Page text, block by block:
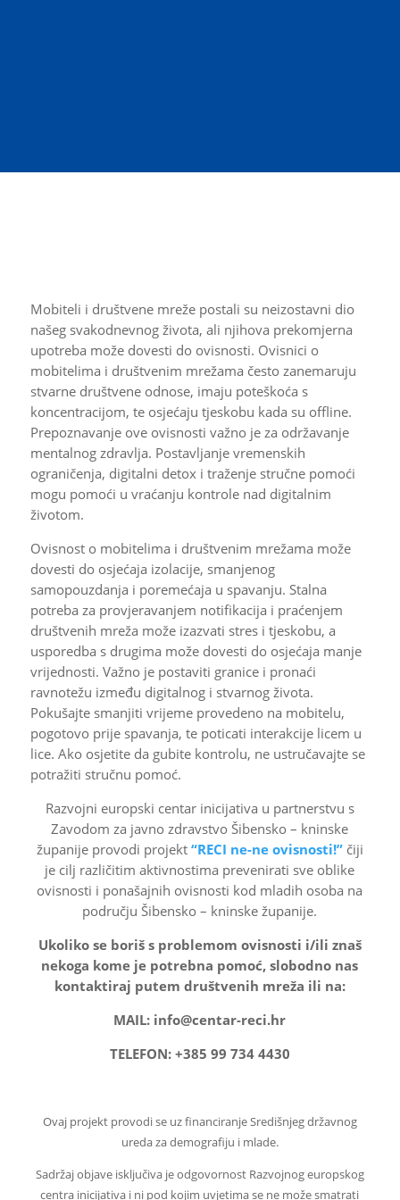
Mobiteli i društvene mreže postali su neizostavni dio
našeg svakodnevnog života, ali njihova prekomjerna
upotreba može dovesti do ovisnosti. Ovisnici o
mobitelima i društvenim mrežama često zanemaruju
stvarne društvene odnose, imaju poteškoća s
koncentracijom, te osjećaju tjeskobu kada su offline.
Prepoznavanje ove ovisnosti važno je za održavanje
mentalnog zdravlja. Postavljanje vremenskih
ograničenja, digitalni detox i traženje stručne pomoći
mogu pomoći u vraćanju kontrole nad digitalnim
životom.
Ovisnost o mobitelima i društvenim mrežama može
dovesti do osjećaja izolacije, smanjenog
samopouzdanja i poremećaja u spavanju. Stalna
potreba za provjeravanjem notifikacija i praćenjem
društvenih mreža može izazvati stres i tjeskobu, a
usporedba s drugima može dovesti do osjećaja manje
vrijednosti. Važno je postaviti granice i pronaći
ravnotežu između digitalnog i stvarnog života.
Pokušajte smanjiti vrijeme provedeno na mobitelu,
pogotovo prije spavanja, te poticati interakcije licem u
lice. Ako osjetite da gubite kontrolu, ne ustručavajte se
potražiti stručnu pomoć.
Razvojni europski centar inicijativa u partnerstvu s
Zavodom za javno zdravstvo Šibensko – kninske
županije provodi projekt “RECI ne-ne ovisnosti!” čiji
je cilj različitim aktivnostima prevenirati sve oblike
ovisnosti i ponašajnih ovisnosti kod mladih osoba na
području Šibensko – kninske županije.
Ukoliko se boriš s problemom ovisnosti i/ili znaš
nekoga kome je potrebna pomoć, slobodno nas
kontaktiraj putem društvenih mreža ili na:
MAIL: info@centar-reci.hr
TELEFON: +385 99 734 4430
Ovaj projekt provodi se uz financiranje Središnjeg državnog
ureda za demografiju i mlade.
Sadržaj objave isključiva je odgovornost Razvojnog europskog
centra inicijativa i ni pod kojim uvjetima se ne može smatrati